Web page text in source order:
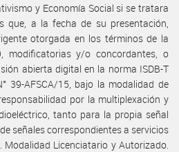
y Economía Social si se tratara
que, a la fecha de su presentación,
otorgada en los términos de la
modificatorias y/o concordantes, o
abierta digital en la norma ISDB-T
39-AFSCA/15, bajo la modalidad de
por la multiplexación y
tanto para la propia señal
señales correspondientes a servicios
Licenciatario y Autorizado.